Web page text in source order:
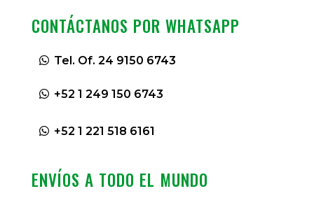
CONTÁCTANOS POR WHATSAPP
Tel. Of. 24 9150 6743
+52 1 249 150 6743
+52 1 221 518 6161
ENVÍOS A TODO EL MUNDO